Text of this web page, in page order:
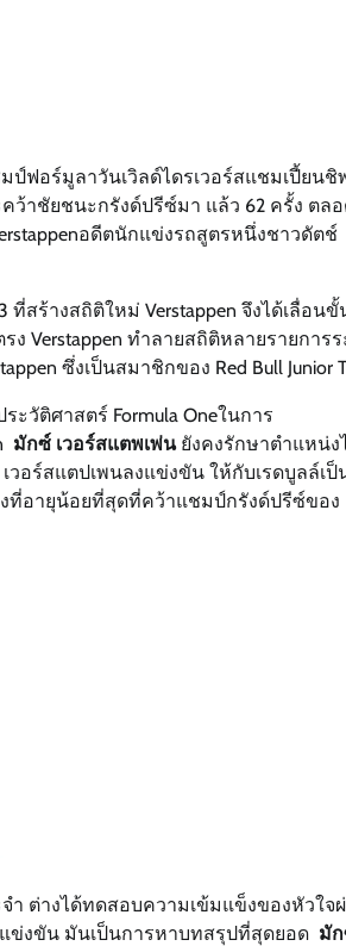
ป์ฟอร์มูลาวันเวิลด์ไดรเวอร์สแชมเปี้ยน
ว้าชัยชนะกรังด์ปรีซ์มา แล้ว 62 ครั้ง ตลอ
อดีตนักแข่งรถสูตรหนึ่งชาวดัตช์
สร้างสถิติใหม่ Verstappen จึงได้เลื่อนขั้
ง Verstappen ทำลายสถิติหลายรายการ
ซึ่งเป็นสมาชิกของ Red Bull Junior
วัติศาสตร์ Formula Oneในการ
มักซ์ เวอร์สแตพเพ่น ยังคงรักษาตำแหน่ง
อร์สแตปเพนลงแข่งขัน ให้กับเรดบูลล์เป็
ที่อายุน้อยที่สุดที่คว้าแชมป์กรังด์ปรีซ์ของ
ต่างได้ทดสอบความเข้มแข็งของหัวใจ
งขัน มันเป็นการหาบทสรุปที่สุดยอด มัก